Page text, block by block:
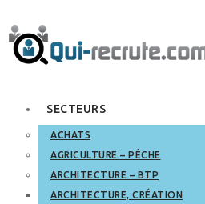
SECTEURS
ACHATS
AGRICULTURE – PÊCHE
ARCHITECTURE – BTP
ARCHITECTURE, CRÉATION